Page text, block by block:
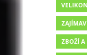
ZBOŽÍ A